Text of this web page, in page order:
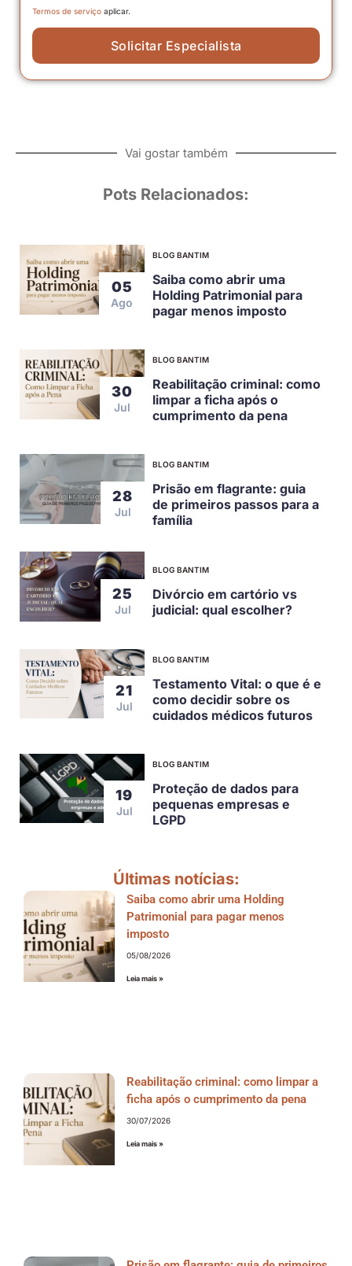
Termos de serviço aplicar.
Solicitar Especialista
Vai gostar também
Pots Relacionados:
05
Ago
BLOG BANTIM
Saiba como abrir uma
Holding Patrimonial para
pagar menos imposto
30
Jul
BLOG BANTIM
Reabilitação criminal: como
limpar a ficha após o
cumprimento da pena
28
Jul
BLOG BANTIM
Prisão em flagrante: guia
de primeiros passos para a
família
25
Jul
BLOG BANTIM
Divórcio em cartório vs
judicial: qual escolher?
21
Jul
BLOG BANTIM
Testamento Vital: o que é e
como decidir sobre os
cuidados médicos futuros
19
Jul
BLOG BANTIM
Proteção de dados para
pequenas empresas e
LGPD
Últimas notícias:
Saiba como abrir uma Holding
Patrimonial para pagar menos
imposto
05/08/2026
Leia mais »
Reabilitação criminal: como limpar a
ficha após o cumprimento da pena
30/07/2026
Leia mais »